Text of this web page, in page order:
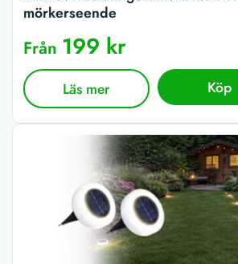
mörkerseende
Från 199 kr
Läs mer Köp